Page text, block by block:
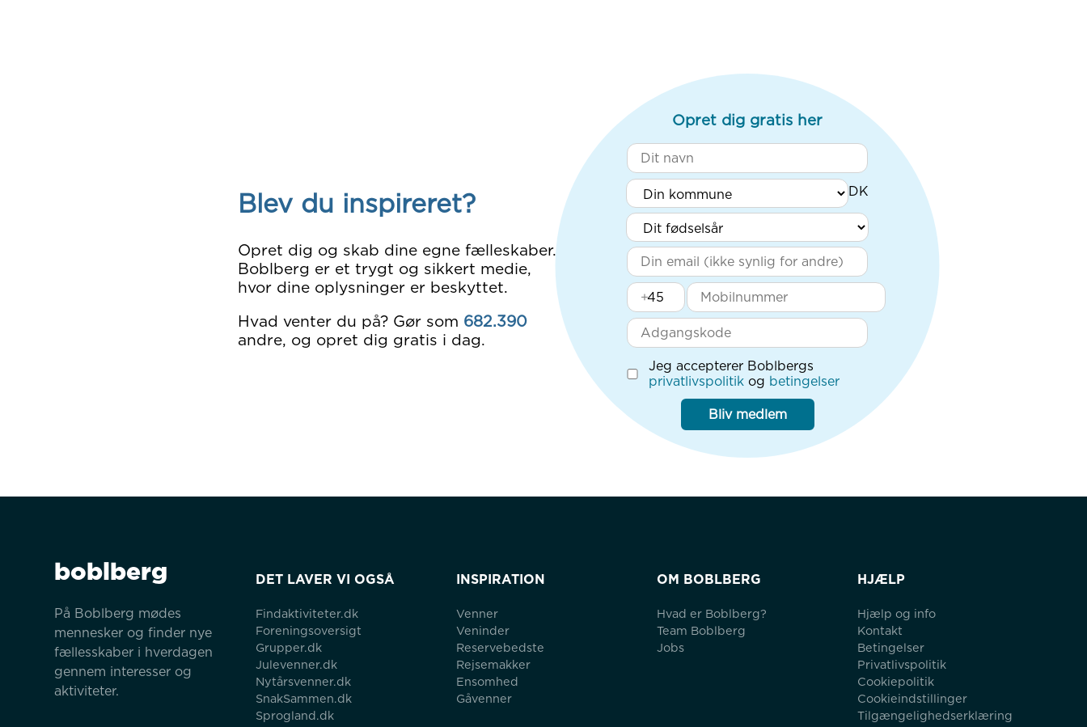
Blev du inspireret?
Opret dig og skab dine egne fælleskaber.
Boblberg er et trygt og sikkert medie,
hvor dine oplysninger er beskyttet.
Hvad venter du på? Gør som 682.390
andre, og opret dig gratis i dag.
Opret dig gratis her
+
Jeg accepterer Boblbergs
privatlivspolitik og betingelser
Bliv medlem
boblberg
På Boblberg mødes
mennesker og finder nye
fællesskaber i hverdagen
gennem interesser og
aktiviteter.
DET LAVER VI OGSÅ
Findaktiviteter.dk
Foreningsoversigt
Grupper.dk
Julevenner.dk
Nytårsvenner.dk
SnakSammen.dk
Sprogland.dk
INSPIRATION
Venner
Veninder
Reservebedste
Rejsemakker
Ensomhed
Gåvenner
OM BOBLBERG
Hvad er Boblberg?
Team Boblberg
Jobs
HJÆLP
Hjælp og info
Kontakt
Betingelser
Privatlivspolitik
Cookiepolitik
Cookieindstillinger
Tilgængelighedserklæring